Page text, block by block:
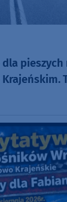
pieszych